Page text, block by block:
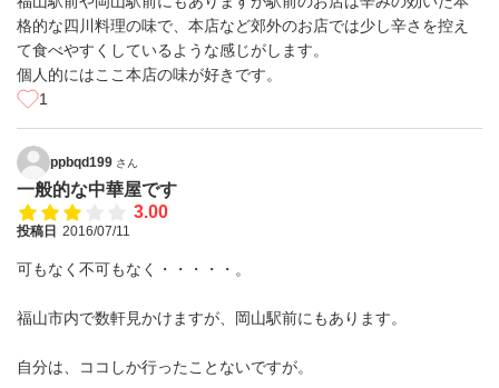
格的な四川料理の味で、本店など郊外のお店では少し辛さを控え
て食べやすくしているような感じがします。
個人的にはここ本店の味が好きです。
1
ppbqd199 さん
一般的な中華屋です
3.00
投稿日 2016/07/11
可もなく不可もなく・・・・・。
福山市内で数軒見かけますが、岡山駅前にもあります。
自分は、ココしか行ったことないですが。